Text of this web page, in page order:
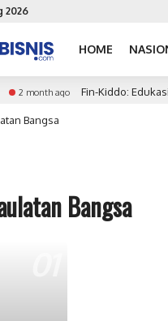
2026
HOME
2 month ago Fin-Kiddo: Edukasi
Bangsa
Bangsa